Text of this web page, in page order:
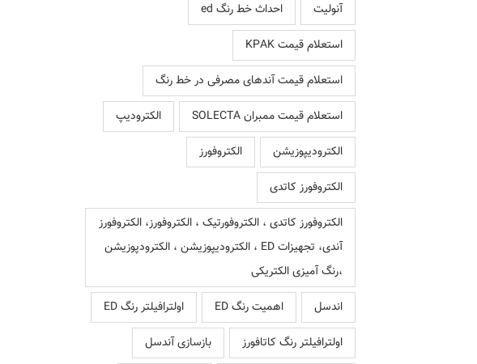
آنولیت
احداث خط رنگ ed
استعلام قیمت KPAK
استعلام قیمت آندهای مصرفی در خط رنگ
استعلام قیمت ممبران SOLECTA
الکترودیپ
الکترودیپوزیشن
الکتروفورز
الکتروفورز کاتدی
الکتروفورز کاتدی ، الکتروفورتیک ، الکتروفورز، الکتروفورز
آندی، تجهیزات ED ، الکترودیپوزیشن ، الکترودپوزیشن
،رنگ آمیزی الکتریکی
اندسل
اهمیت رنگ ED
اولترافیلتر رنگ ED
اولترافیلتر رنگ کاتافورز
بازسازی آندسل